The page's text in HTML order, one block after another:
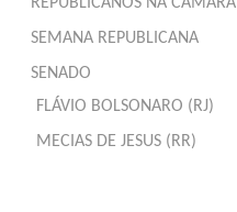
REPUBLICANOS NA CÂMARA
SEMANA REPUBLICANA
SENADO
FLÁVIO BOLSONARO (RJ)
MECIAS DE JESUS (RR)